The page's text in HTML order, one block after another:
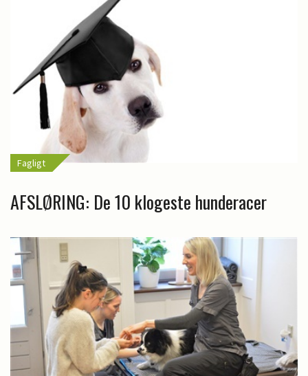
Fagligt
AFSLØRING: De 10 klogeste hunderacer